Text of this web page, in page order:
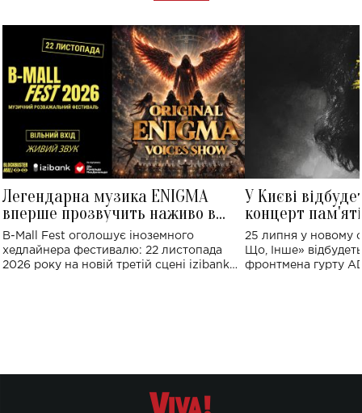
Легендарна музика ENIGMA
вперше прозвучить наживо в
Україні: де відбудеться концерт
B-Mall Fest оголошує іноземного
хедлайнера фестивалю: 22 листопада
2026 року на новій третій сцені izibank
У Києві
концерт
Клименка:
виконають
25 липня у новому
Що, Інше»
фронтмена гурту